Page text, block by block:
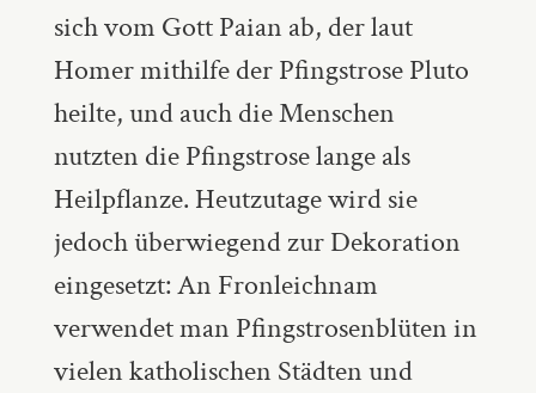
sich vom Gott Paian ab, der laut
Homer mithilfe der Pfingstrose Pluto
heilte, und auch die Menschen
nutzten die Pfingstrose lange als
Heilpflanze. Heutzutage wird sie
jedoch überwiegend zur Dekoration
eingesetzt: An Fronleichnam
verwendet man Pfingstrosenblüten in
vielen katholischen Städten und